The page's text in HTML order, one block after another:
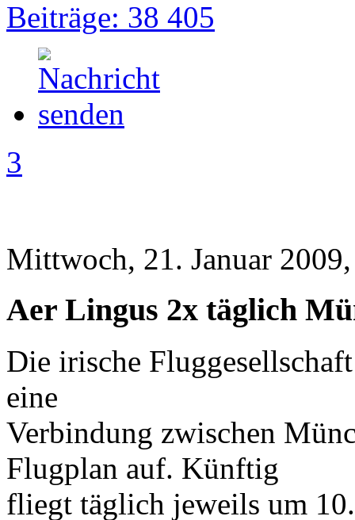
Beiträge: 38 405
3
Mittwoch, 21. Januar
Aer Lingus 2x täglich
Die irische
eine
Verbindung zwischen
Flugplan auf. Künftig
fliegt täglich jeweils um